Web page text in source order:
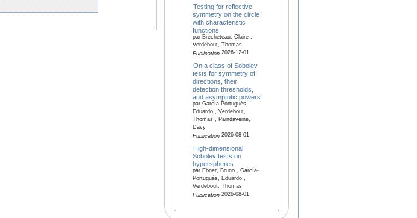
Testing for reflective
symmetry on the circle
with characteristic
functions
par Brécheteau, Claire ,
Verdebout, Thomas
Publication2026-12-01
On a class of Sobolev
tests for symmetry of
directions, their
detection thresholds,
and asymptotic powers
par García-Portugués,
Eduardo , Verdebout,
Thomas , Paindaveine,
Davy
Publication2026-08-01
High-dimensional
Sobolev tests on
hyperspheres
par Ebner, Bruno , García-
Portugués, Eduardo ,
Verdebout, Thomas
Publication2026-08-01